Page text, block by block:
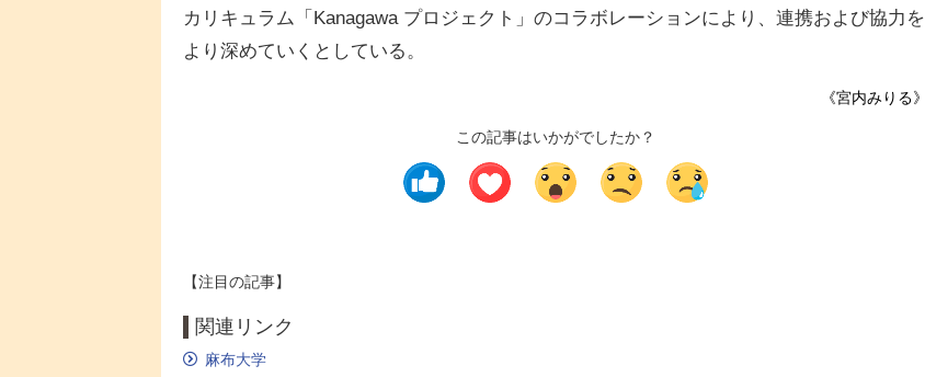
カリキュラム「Kanagawa プロジェクト」のコラボレーションにより、連携および協力を
より深めていくとしている。
《宮内みりる》
この記事はいかがでしたか？
【注目の記事】
関連リンク
麻布大学